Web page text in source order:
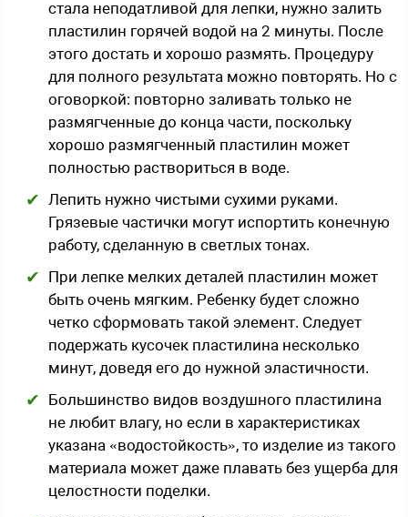
стала неподатливой для лепки, нужно залить
пластилин горячей водой на 2 минуты. После
этого достать и хорошо размять. Процедуру
для полного результата можно повторять. Но с
оговоркой: повторно заливать только не
размягченные до конца части, поскольку
хорошо размягченный пластилин может
полностью раствориться в воде.
Лепить нужно чистыми сухими руками.
Грязевые частички могут испортить конечную
работу, сделанную в светлых тонах.
При лепке мелких деталей пластилин может
быть очень мягким. Ребенку будет сложно
четко сформовать такой элемент. Следует
подержать кусочек пластилина несколько
минут, доведя его до нужной эластичности.
Большинство видов воздушного пластилина
не любит влагу, но если в характеристиках
указана «водостойкость», то изделие из такого
материала может даже плавать без ущерба для
целостности поделки.